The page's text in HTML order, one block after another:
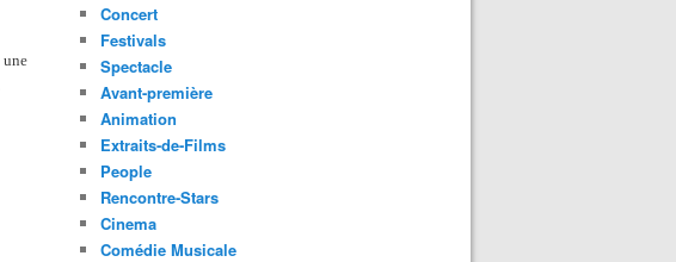
une
Concert
Festivals
Spectacle
Avant-première
Animation
Extraits-de-Films
People
Rencontre-Stars
Cinema
Comédie Musicale